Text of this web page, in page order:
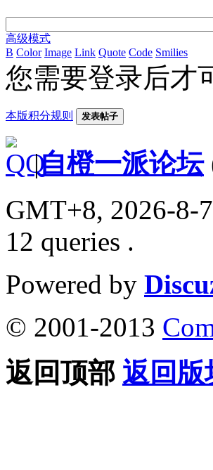
高级模式
B Color Image Link Quote Code Smilies
您需要登录后才
本版积分规则 发表帖子
|自橙一派论坛
GMT+8, 2026-8-
12 queries .
Powered by
© 2001-2013
返回顶部 返回版